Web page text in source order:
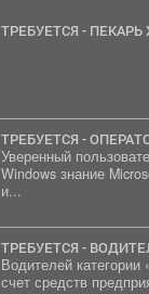
ТРЕБУЕТСЯ - ПЕКАРЬ
ТРЕБУЕТСЯ -
Уверенный
Windows знание Microsoft Office . Обработка
и...
ТРЕБУЕТСЯ -
Водителей
счет средств